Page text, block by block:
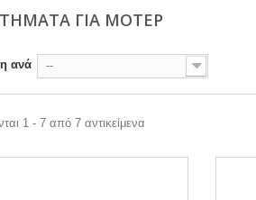
ΓΙΑ ΜΟΤΈΡ
ανά --
1 - 7 από 7 αντικείμενα